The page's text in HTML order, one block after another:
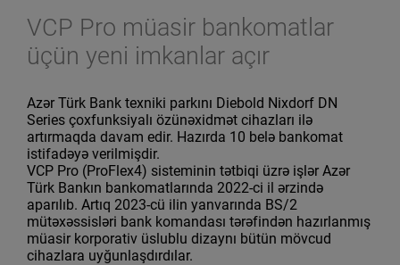
VCP Pro müasir bankomatlar
üçün yeni imkanlar açır
Azər Türk Bank texniki parkını Diebold Nixdorf DN
Series çoxfunksiyalı özünəxidmət cihazları ilə
artırmaqda davam edir. Hazırda 10 belə bankomat
istifadəyə verilmişdir.
VCP Pro (ProFlex4) sisteminin tətbiqi üzrə işlər Azər
Türk Bankın bankomatlarında 2022-ci il ərzində
aparılıb. Artıq 2023-cü ilin yanvarında BS/2
mütəxəssisləri bank komandası tərəfindən hazırlanmış
müasir korporativ üslublu dizaynı bütün mövcud
cihazlara uyğunlaşdırdılar.